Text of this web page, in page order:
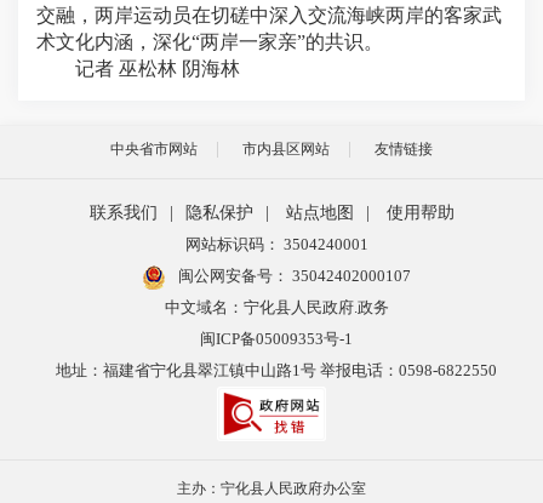
交融，两岸运动员在切磋中深入交流海峡两岸的客家武
术文化内涵，深化“两岸一家亲”的共识。
记者 巫松林 阴海林
中央省市网站 市内县区网站 友情链接
联系我们 | 隐私保护 | 站点地图 |
使用帮助
网站标识码： 3504240001
闽公网安备号： 35042402000107
中文域名：宁化县人民政府.政务
闽ICP备05009353号-1
地址：福建省宁化县翠江镇中山路1号 举报电话：0598-6822550
主办：宁化县人民政府办公室